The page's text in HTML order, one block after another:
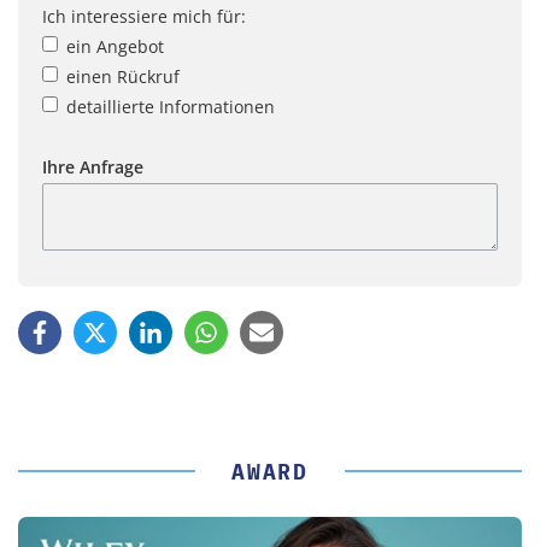
Ich interessiere mich für:
ein Angebot
einen Rückruf
detaillierte Informationen
Ihre Anfrage
AWARD